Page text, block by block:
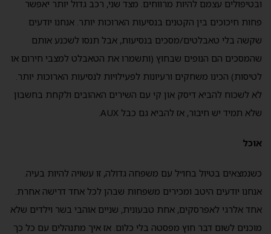
ובטיפולים עצמם להיות מרווחים. מצד שני, רכב גדול יותר יאפשר
פחות חיכוכים בין הקטנים בנסיעות הארוכות יותר. אנחנו יודעים
שקשה בלי טאבלטים/מסכים בנסיעות, אבל תנסו לשכנע אותם
שהמסכים הם הנופים שבחוץ (ותשמרו את הטאבלט למצבי חירום או
לטיסות) הכינו משחקים ורעיונות לפעילויות לנסיעות הארוכות יותר.
לא לשכוח להביא דיסק און קי עם השירים האהובים ולקחת בחשבון
שלא תמיד יש חיבור, אז להביא גם כבל AUX.
אוכל
כשנמצאים בטיול בחו״ל עם משפחה גדולה, זו עשויה להיות בעיה.
אנחנו יודעים היטב ומכירים משפחות שבהן לכל אחד דרישה אחרת.
אחד אלרגי לאפרסקים, אחת טבעונית, שניים אוהבי בשר וילדים שלא
מוכנים לשום דבר חוץ מפסטה בלי כלום. אז איך מתנהלים עם כל כך